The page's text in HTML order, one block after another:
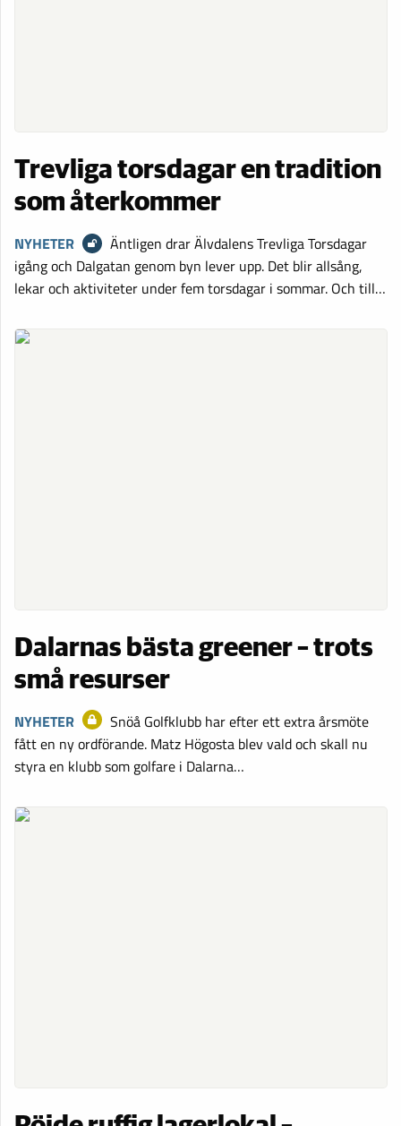
Trevliga torsdagar en tradition
som återkommer
NYHETER
Äntligen drar Älvdalens Trevliga Torsdagar
igång och Dalgatan genom byn lever upp. Det blir allsång,
lekar och aktiviteter under fem torsdagar i sommar. Och till…
Dalarnas bästa greener – trots
små resurser
NYHETER
Snöå Golfklubb har efter ett extra årsmöte
fått en ny ordförande. Matz Högosta blev vald och skall nu
styra en klubb som golfare i Dalarna…